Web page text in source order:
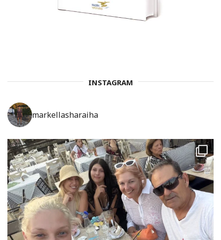
INSTAGRAM
markellasharaiha